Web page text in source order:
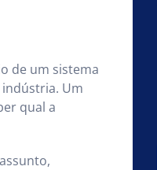
de um sistema
Um
qual a